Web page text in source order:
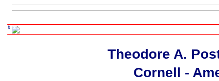
Theodore A.
Cornell -